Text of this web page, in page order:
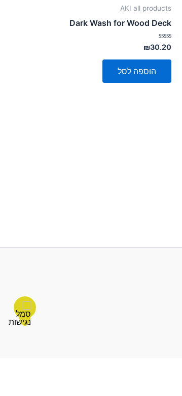
AKI all products
Dark Wash for Wood Deck
דורג
0
מתוך
₪30.20
הוספה לסל